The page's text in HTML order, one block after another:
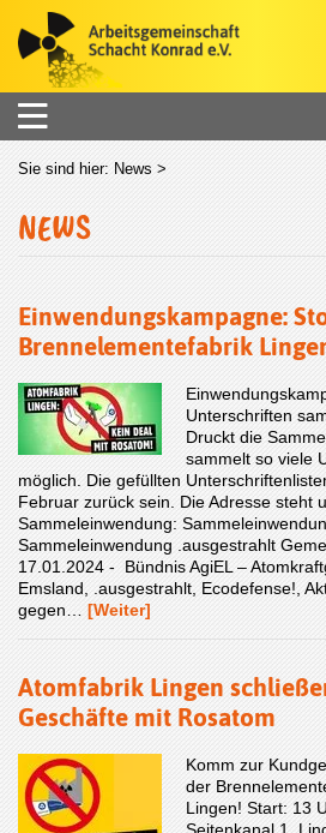
Sie sind hier: News >
NEWS
Einwendungskampagne:
Brennelementefabrik
Unterschriften
Druckt die
sammelt so viele
möglich. Die gefüllten
Februar zurück sein. Die Adresse steht
Sammeleinwendung:
Sammeleinwendung .ausgestrahlt
17.01.2024 - Bündnis AgiEL –
Emsland, .ausgestrahlt, Ecodefense!,
gegen… [Weiter]
Atomfabrik Lingen
Geschäfte mit Rosatom
Komm zur
der
Lingen! Start: 13
Seitenkanal 1,